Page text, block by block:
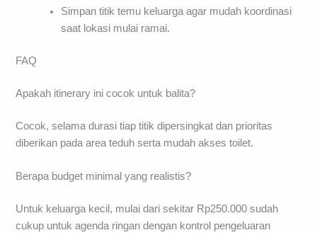
Simpan titik temu keluarga agar mudah koordinasi
saat lokasi mulai ramai.
FAQ
Apakah itinerary ini cocok untuk balita?
Cocok, selama durasi tiap titik dipersingkat dan prioritas
diberikan pada area teduh serta mudah akses toilet.
Berapa budget minimal yang realistis?
Untuk keluarga kecil, mulai dari sekitar Rp250.000 sudah
cukup untuk agenda ringan dengan kontrol pengeluaran